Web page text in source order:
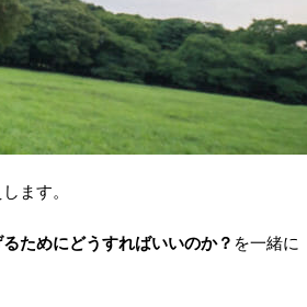
ます。
ためにどうすればいいのか？ を一緒に